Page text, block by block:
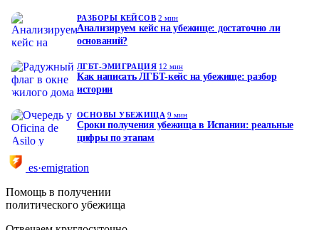
РАЗБОРЫ КЕЙСОВ 2 мин
Анализируем кейс на убежище: достаточно ли
оснований?
ЛГБТ-ЭМИГРАЦИЯ 12 мин
Как написать ЛГБТ-кейс на убежище: разбор
истории
ОСНОВЫ УБЕЖИЩА 9 мин
Сроки получения убежища в Испании: реальные
цифры по этапам
es·emigration
Помощь в получении
политического убежища